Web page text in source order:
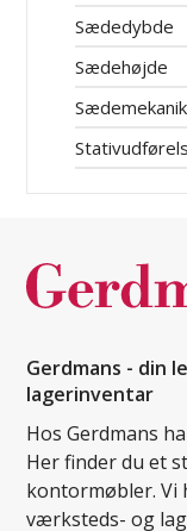
Sædedybde
Sædehøjde
Sædemekanik
Gerdmans - din
lagerinventar
Hos Gerdmans
Her finder du et
kontormøbler. Vi
værksteds- og